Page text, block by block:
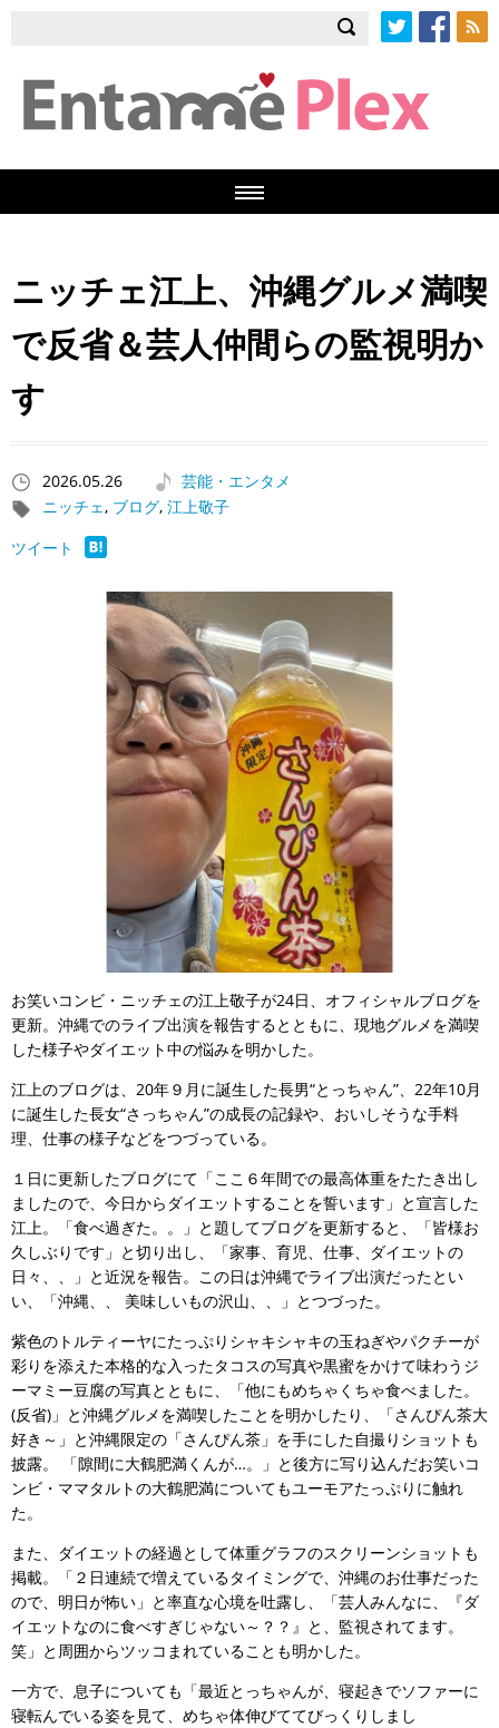
ニッチェ江上、沖縄グルメ満喫
で反省＆芸人仲間らの監視明か
す
2026.05.26
芸能・エンタメ
ニッチェ, ブログ, 江上敬子
ツイート
お笑いコンビ・ニッチェの江上敬子が24日、オフィシャルブログを
更新。沖縄でのライブ出演を報告するとともに、現地グルメを満喫
した様子やダイエット中の悩みを明かした。
江上のブログは、20年９月に誕生した長男“とっちゃん”、22年10月
に誕生した長女“さっちゃん”の成長の記録や、おいしそうな手料
理、仕事の様子などをつづっている。
１日に更新したブログにて「ここ６年間での最高体重をたたき出し
ましたので、今日からダイエットすることを誓います」と宣言した
江上。「食べ過ぎた。。」と題してブログを更新すると、「皆様お
久しぶりです」と切り出し、「家事、育児、仕事、ダイエットの
日々、、」と近況を報告。この日は沖縄でライブ出演だったとい
い、「沖縄、、 美味しいもの沢山、、」とつづった。
紫色のトルティーヤにたっぷりシャキシャキの玉ねぎやパクチーが
彩りを添えた本格的な入ったタコスの写真や黒蜜をかけて味わうジ
ーマミー豆腐の写真とともに、「他にもめちゃくちゃ食べました。
(反省)」と沖縄グルメを満喫したことを明かしたり、「さんぴん茶大
好き～」と沖縄限定の「さんぴん茶」を手にした自撮りショットも
披露。 「隙間に大鶴肥満くんが…。」と後方に写り込んだお笑いコ
ンビ・ママタルトの大鶴肥満についてもユーモアたっぷりに触れ
た。
また、ダイエットの経過として体重グラフのスクリーンショットも
掲載。「２日連続で増えているタイミングで、沖縄のお仕事だった
ので、明日が怖い」と率直な心境を吐露し、「芸人みんなに、『ダ
イエットなのに食べすぎじゃない～？？』と、監視されてます。
笑」と周囲からツッコまれていることも明かした。
一方で、息子についても「最近とっちゃんが、寝起きでソファーに
寝転んでいる姿を見て、めちゃ体伸びててびっくりしまし